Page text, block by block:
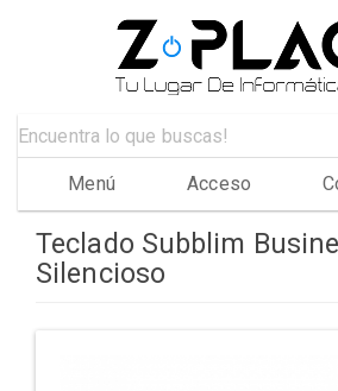
Menú Acceso
Teclado Subblim
Silencioso